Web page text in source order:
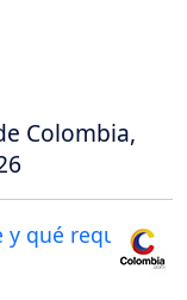
Colombia,